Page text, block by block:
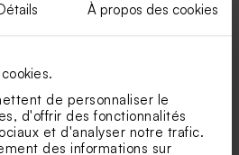
À propos des cookies
de personnaliser le
d'offrir des fonctionnalités
et d'analyser notre trafic.
des informations sur